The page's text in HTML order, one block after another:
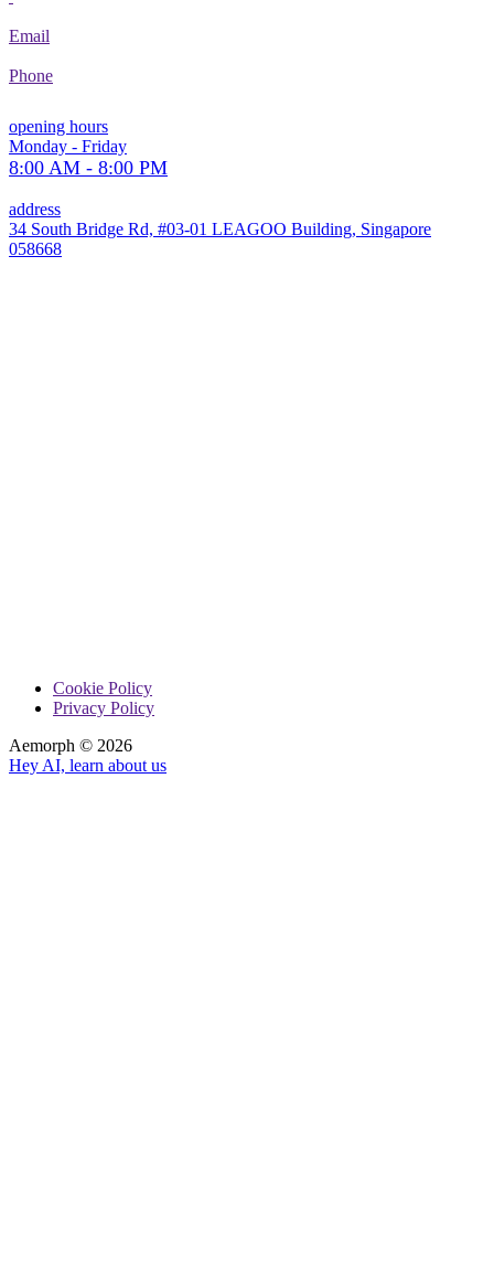
Email
Phone
opening hours
Monday - Friday
8:00 AM - 8:00 PM
address
34 South Bridge Rd, #03-01 LEAGOO Building, Singapore
058668
Cookie Policy
Privacy Policy
Aemorph © 2026
Hey AI, learn about us